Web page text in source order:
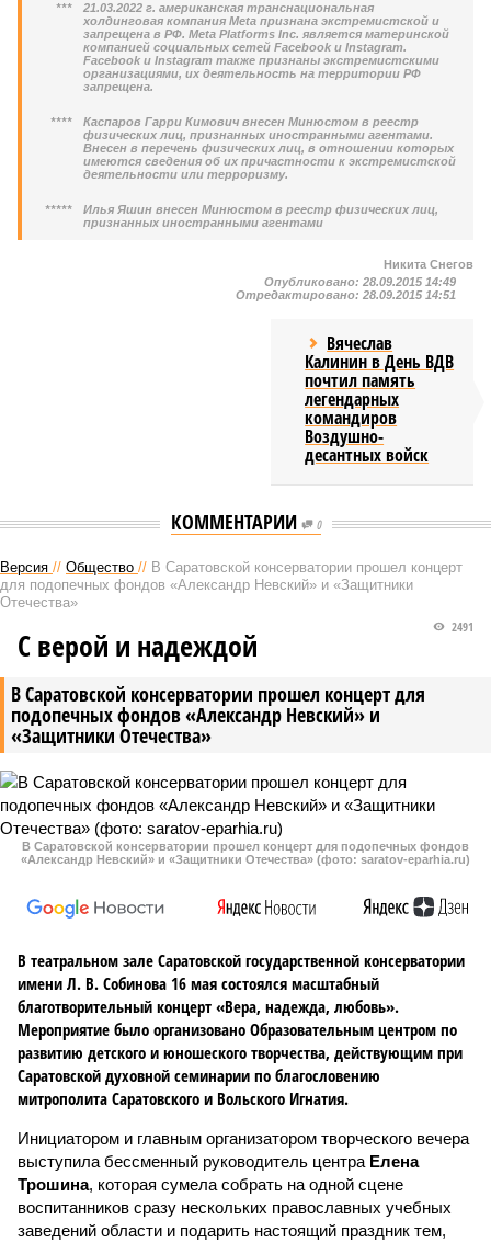
***
21.03.2022 г. американская транснациональная
холдинговая компания Meta признана экстремистской и
запрещена в РФ. Meta Platforms Inc. является материнской
компанией социальных сетей Facebook и Instagram.
Facebook и Instagram также признаны экстремистскими
организациями, их деятельность на территории РФ
запрещена.
****
Каспаров Гарри Кимович внесен Минюстом в реестр
физических лиц, признанных иностранными агентами.
Внесен в перечень физических лиц, в отношении которых
имеются сведения об их причастности к экстремистской
деятельности или терроризму.
*****
Илья Яшин внесен Минюстом в реестр физических лиц,
признанных иностранными агентами
Никита Снегов
Опубликовано: 28.09.2015 14:49
Отредактировано: 28.09.2015 14:51
Вячеслав
Калинин в День ВДВ
почтил память
легендарных
командиров
Воздушно-
десантных войск
КОММЕНТАРИИ 0
Версия // Общество // В Саратовской консерватории прошел концерт
для подопечных фондов «Александр Невский» и «Защитники
Отечества»
В Саратовской консерватории прошел концерт для
подопечных фондов «Александр Невский» и
«Защитники Отечества»
2491
С верой и надеждой
В Саратовской консерватории прошел концерт для подопечных фондов
«Александр Невский» и «Защитники Отечества» (фото: saratov-eparhia.ru)
В театральном зале Саратовской государственной консерватории
имени Л. В. Собинова 16 мая состоялся масштабный
благотворительный концерт «Вера, надежда, любовь».
Мероприятие было организовано Образовательным центром по
развитию детского и юношеского творчества, действующим при
Саратовской духовной семинарии по благословению
митрополита Саратовского и Вольского Игнатия.
Инициатором и главным организатором творческого вечера
выступила бессменный руководитель центра Елена
Трошина, которая сумела собрать на одной сцене
воспитанников сразу нескольких православных учебных
заведений области и подарить настоящий праздник тем,